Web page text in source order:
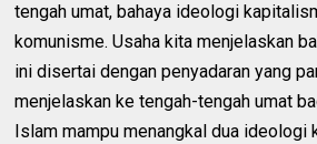
tengah umat, bahaya ideologi
komunisme. Usaha kita menjelaskan
ini disertai dengan penyadaran yang
menjelaskan ke tengah-tengah umat
Islam mampu menangkal dua ideologi